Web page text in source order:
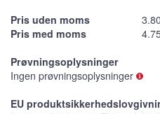
Pris uden moms
Pris med moms
Prøvningsoplysninger
Ingen prøvningsoplysninger
EU